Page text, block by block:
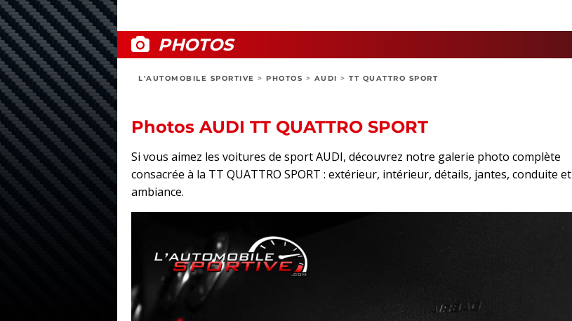
PHOTOS
L'AUTOMOBILE SPORTIVE > PHOTOS > AUDI > TT QUATTRO SPORT
Photos AUDI TT QUATTRO SPORT
Si vous aimez les voitures de sport AUDI, découvrez notre galerie photo complète
consacrée à la TT QUATTRO SPORT : extérieur, intérieur, détails, jantes, conduite et
ambiance.